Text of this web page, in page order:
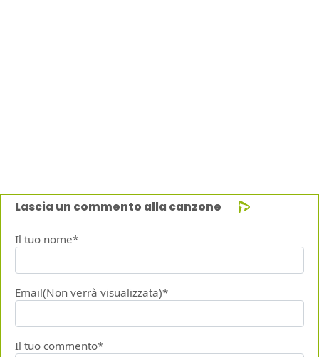
Lascia un commento alla canzone
Il tuo nome*
Email(Non verrà visualizzata)*
Il tuo commento*